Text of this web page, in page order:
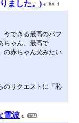
ました。)
今できる最高のパフ
ちゃん、最高で
の赤ちゃん犬みたい
のリクエストに「恥
電波